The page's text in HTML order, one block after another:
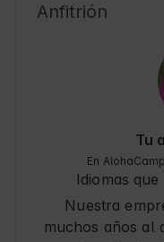
Anfitrión
Tu
En
Idiomas
Nuestra
muchos años al